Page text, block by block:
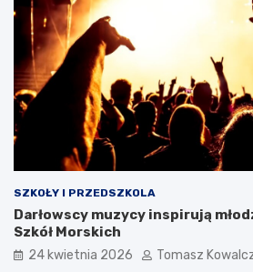
SZKOŁY I PRZEDSZKOLA
Darłowscy muzycy inspirują
Szkół Morskich
24 kwietnia 2026 Tomasz